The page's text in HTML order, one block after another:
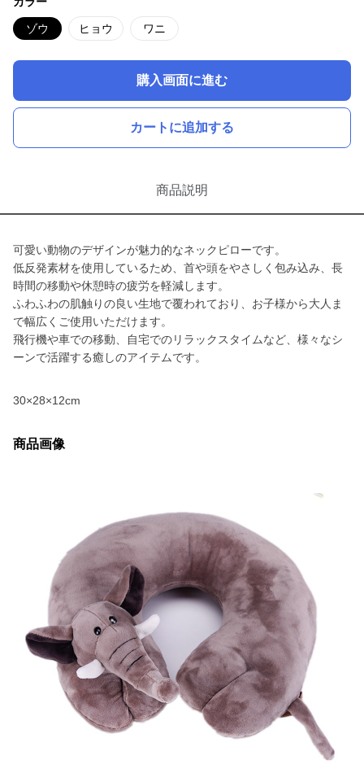
ゾウ ヒョウ ワニ
購入画面に進む
カートに追加する
商品説明
可愛い動物のデザインが魅力的なネックピローです。
低反発素材を使用しているため、首や頭をやさしく包み込み、長
時間の移動や休憩時の疲労を軽減します。
ふわふわの肌触りの良い生地で覆われており、お子様から大人ま
で幅広くご使用いただけます。
飛行機や車での移動、自宅でのリラックスタイムなど、様々なシ
ーンで活躍する癒しのアイテムです。
30×28×12cm
商品画像